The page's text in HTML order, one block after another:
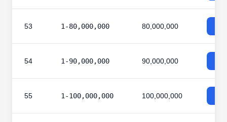
53 1-80,000,000 80,000,000
54 1-90,000,000 90,000,000
55 1-100,000,000 100,000,000